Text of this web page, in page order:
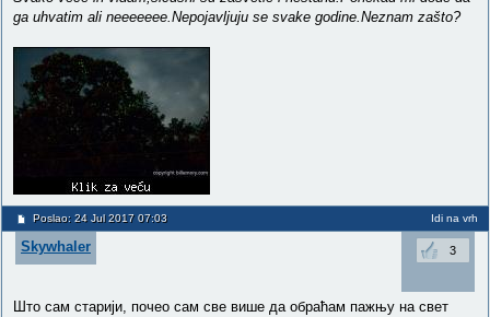
ga uhvatim ali neeeeeee.Nepojavljuju se svake godine.Neznam zašto?
Poslao: 24 Jul 2017 07:03 Idi na vrh
Skywhaler 3
Што сам старији, почео сам све више да обраћам пажњу на свет